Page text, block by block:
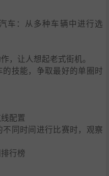
车：从多种车辆中进行选
，让人想起老式街机。
技能，争取最好的单圈时
配置
同时间进行比赛时，观察
行榜